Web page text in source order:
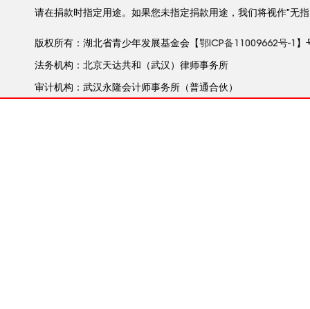
请在捐款时指定用途。如果您未指定捐款用途，我们将视作”无
版权所有：湖北省青少年发展基金会【鄂ICP备11009662号-1 】
法务机构：北京天达共和（武汉）律师事务所
审计机构：武汉永隆会计师事务所（普通合伙）